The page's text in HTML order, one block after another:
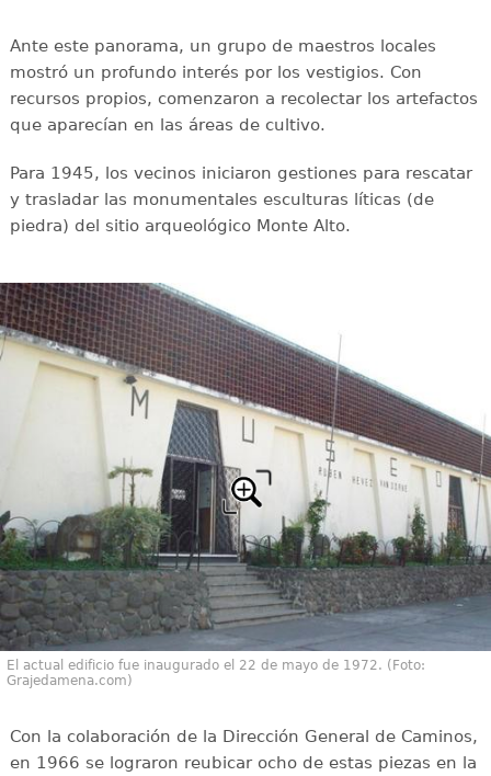
Ante este panorama, un grupo de maestros locales
mostró un profundo interés por los vestigios. Con
recursos propios, comenzaron a recolectar los artefactos
que aparecían en las áreas de cultivo.
Para 1945, los vecinos iniciaron gestiones para rescatar
y trasladar las monumentales esculturas líticas (de
piedra) del sitio arqueológico Monte Alto.
El actual edificio fue inaugurado el 22 de mayo de 1972. (Foto:
Grajedamena.com)
Con la colaboración de la Dirección General de Caminos,
en 1966 se lograron reubicar ocho de estas piezas en la